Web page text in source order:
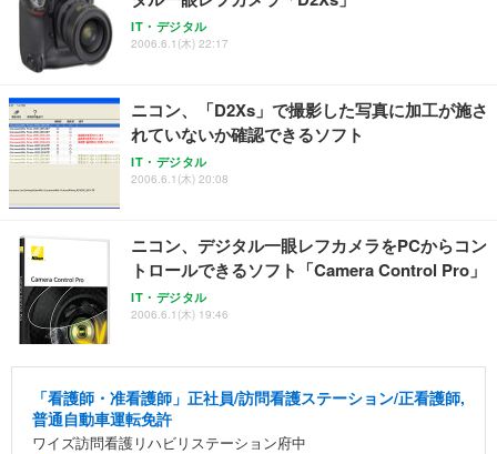
IT・デジタル
2006.6.1(木) 22:17
ニコン、「D2Xs」で撮影した写真に加工が施さ
れていないか確認できるソフト
IT・デジタル
2006.6.1(木) 20:08
ニコン、デジタル一眼レフカメラをPCからコン
トロールできるソフト「Camera Control Pro」
IT・デジタル
2006.6.1(木) 19:46
「看護師・准看護師」正社員/訪問看護ステーション/正看護師,
普通自動車運転免許
ワイズ訪問看護リハビリステーション府中